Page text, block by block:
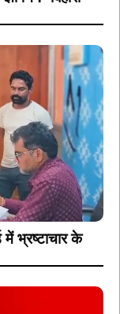
में भ्रष्टाचार के